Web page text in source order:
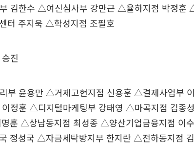
김한수 △여신심사부 강만근 △율하지점 박정훈
터 주지욱 △학성지점 조필호
진
부 윤용만 △거제고현지점 신용훈 △결제사업부
정훈 △디지털마케팅부 강태영 △마곡지점 김종
명훈 △상남동지점 최성종 △양산기업금융지점 이
정성국 △자금세탁방지부 한지란 △전하동지점